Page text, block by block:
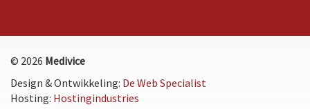
© 2026 Medivice
Design & Ontwikkeling: De Web Specialist
Hosting: Hostingindustries